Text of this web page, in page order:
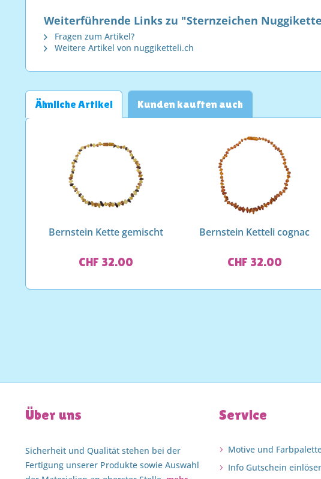
Weiterführende Links zu "Sternzeichen
Fragen zum Artikel?
Weitere Artikel von nuggiketteli.ch
Ähnliche Artikel Kunden kauften auch
Bernstein Kette gemischt
CHF 32.00
Bernstein Ketteli cognac
CHF 32.00
Über uns
Sicherheit und Qualität stehen bei der
Fertigung unserer Produkte sowie Auswahl
Service
Motive und
Info Gutschein